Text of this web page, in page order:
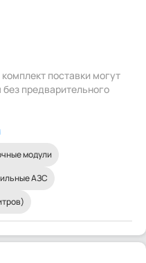
поставки могут
предварительного
модули
АЗС